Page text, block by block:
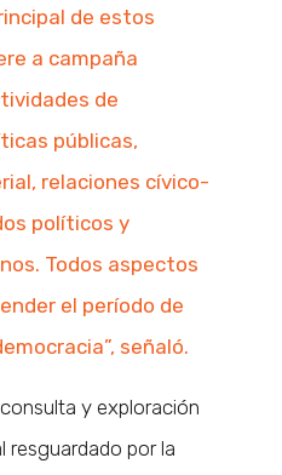
de estos
a campaña
de
públicas,
relaciones cívico-
políticos y
Todos aspectos
el período de
señaló.
y exploración
por la